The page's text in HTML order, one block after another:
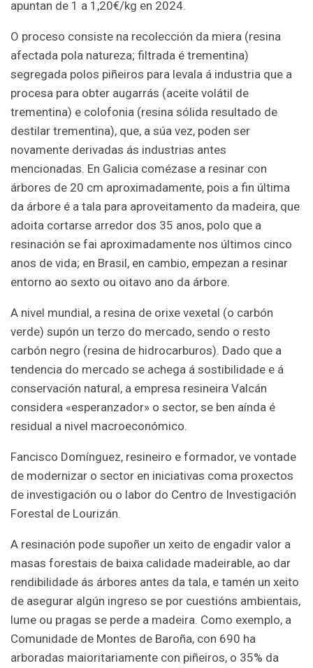
apuntan de 1 a 1,20€/kg en 2024.
O proceso consiste na recolección da miera (resina
afectada pola natureza; filtrada é trementina)
segregada polos piñeiros para levala á industria que a
procesa para obter augarrás (aceite volátil de
trementina) e colofonia (resina sólida resultado de
destilar trementina), que, a súa vez, poden ser
novamente derivadas ás industrias antes
mencionadas. En Galicia comézase a resinar con
árbores de 20 cm aproximadamente, pois a fin última
da árbore é a tala para aproveitamento da madeira, que
adoita cortarse arredor dos 35 anos, polo que a
resinación se fai aproximadamente nos últimos cinco
anos de vida; en Brasil, en cambio, empezan a resinar
entorno ao sexto ou oitavo ano da árbore.
A nivel mundial, a resina de orixe vexetal (o carbón
verde) supón un terzo do mercado, sendo o resto
carbón negro (resina de hidrocarburos). Dado que a
tendencia do mercado se achega á sostibilidade e á
conservación natural, a empresa resineira Valcán
considera «esperanzador» o sector, se ben aínda é
residual a nivel macroeconómico.
Fancisco Domínguez, resineiro e formador, ve vontade
de modernizar o sector en iniciativas coma proxectos
de investigación ou o labor do Centro de Investigación
Forestal de Lourizán.
A resinación pode supoñer un xeito de engadir valor a
masas forestais de baixa calidade madeirable, ao dar
rendibilidade ás árbores antes da tala, e tamén un xeito
de asegurar algún ingreso se por cuestións ambientais,
lume ou pragas se perde a madeira. Como exemplo, a
Comunidade de Montes de Baroña, con 690 ha
arboradas maioritariamente con piñeiros, o 35% da